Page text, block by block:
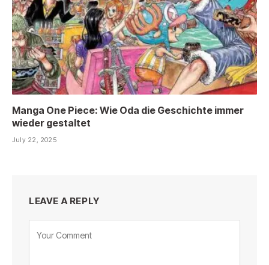
Manga One Piece: Wie Oda die Geschichte immer
wieder gestaltet
July 22, 2025
LEAVE A REPLY